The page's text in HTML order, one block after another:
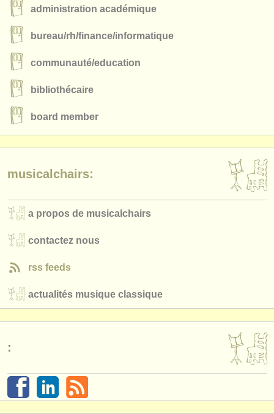
administration académique
bureau/rh/finance/informatique
communauté/education
bibliothécaire
board member
musicalchairs:
a propos de musicalchairs
contactez nous
rss feeds
actualités musique classique
: